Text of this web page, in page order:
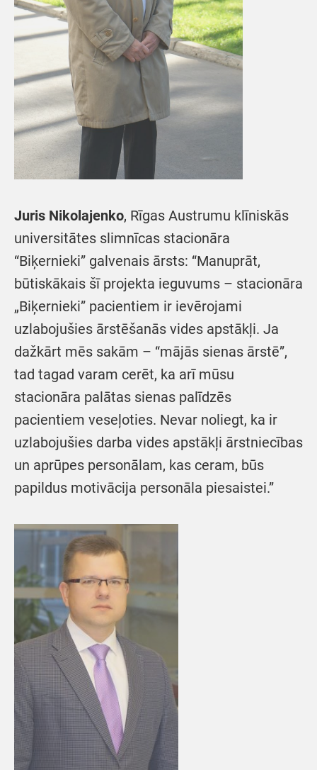
Juris Nikolajenko, Rīgas Austrumu klīniskās
universitātes slimnīcas stacionāra
“Biķernieki” galvenais ārsts: “Manuprāt,
būtiskākais šī projekta ieguvums – stacionāra
„Biķernieki” pacientiem ir ievērojami
uzlabojušies ārstēšanās vides apstākļi. Ja
dažkārt mēs sakām – “mājās sienas ārstē”,
tad tagad varam cerēt, ka arī mūsu
stacionāra palātas sienas palīdzēs
pacientiem veseļoties. Nevar noliegt, ka ir
uzlabojušies darba vides apstākļi ārstniecības
un aprūpes personālam, kas ceram, būs
papildus motivācija personāla piesaistei.”